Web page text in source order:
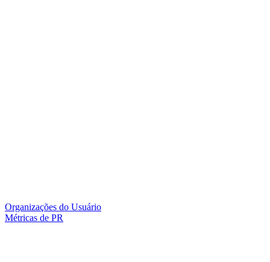
Organizações do Usuário
Métricas de PR